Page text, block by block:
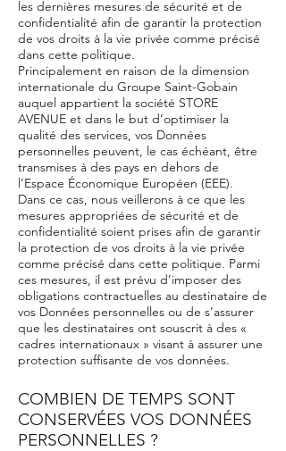
les dernières mesures de sécurité et de
confidentialité afin de garantir la protection
de vos droits à la vie privée comme précisé
dans cette politique.
Principalement en raison de la dimension
internationale du Groupe Saint-Gobain
auquel appartient la société STORE
AVENUE et dans le but d’optimiser la
qualité des services, vos Données
personnelles peuvent, le cas échéant, être
transmises à des pays en dehors de
l’Espace Économique Européen (EEE).
Dans ce cas, nous veillerons à ce que les
mesures appropriées de sécurité et de
confidentialité soient prises afin de garantir
la protection de vos droits à la vie privée
comme précisé dans cette politique. Parmi
ces mesures, il est prévu d’imposer des
obligations contractuelles au destinataire de
vos Données personnelles ou de s’assurer
que les destinataires ont souscrit à des «
cadres internationaux » visant à assurer une
protection suffisante de vos données.
COMBIEN DE TEMPS SONT
CONSERVÉES VOS DONNÉES
PERSONNELLES ?